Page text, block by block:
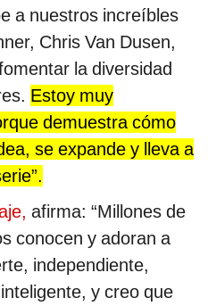
a nuestros increíbles
Chris Van Dusen,
la diversidad
Estoy muy
demuestra cómo
se expande y lleva a
afirma: “Millones de
conocen y adoran a
independiente,
y creo que